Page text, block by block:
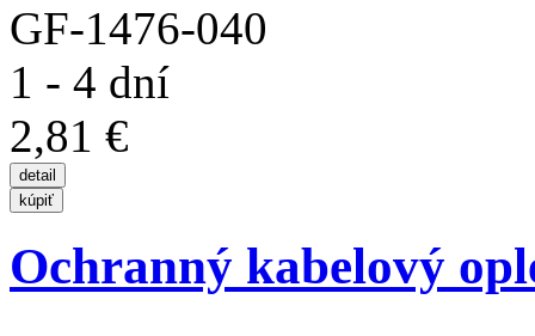
GF-1476-040
1 - 4 dní
2,81 €
Ochranný kabelový